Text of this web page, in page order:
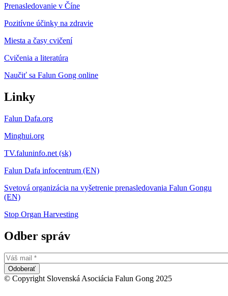
Prenasledovanie v Číne
Pozitívne účinky na zdravie
Miesta a časy cvičení
Cvičenia a literatúra
Naučiť sa Falun Gong online
Linky
Falun Dafa.org
Minghui.org
TV.faluninfo.net (sk)
Falun Dafa infocentrum (EN)
Svetová organizácia na vyšetrenie prenasledovania Falun Gongu
(EN)
Stop Organ Harvesting
Odber správ
© Copyright Slovenská Asociácia Falun Gong 2025